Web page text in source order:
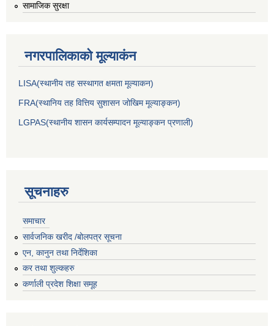
सामाजिक सुरक्षा
नगरपालिकाकाे मूल्याकंन
LISA(स्थानीय तह सस्थागत क्षमता मूल्याक‌न)
FRA(स्थानिय तह वित्तिय सुशासन जोखिम मूल्याङ्कन)
LGPAS(स्थानीय शासन कार्यसम्पादन मूल्याङ्कन प्रणाली)
सूचनाहरु
समाचार
सार्वजनिक खरीद /बोलपत्र सूचना
एन, कानुन तथा निर्देशिका
कर तथा शुल्कहरु
कर्णाली प्रदेश शिक्षा समूह